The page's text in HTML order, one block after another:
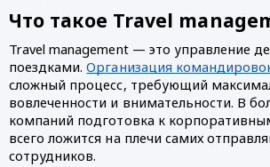
Что такое Travel
Travel management — это управление
поездками. Организация
сложный процесс, требующий
вовлеченности и внимательности. В
компаний подготовка к
всего ложится на плечи самих
сотрудников.